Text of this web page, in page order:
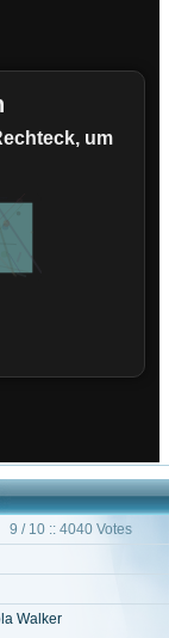
9 / 10 :: 4040 Votes
Walker